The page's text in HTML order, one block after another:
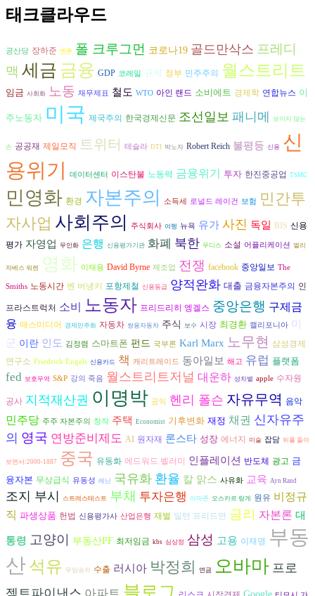
태크클라우드
공산당 장하준 엔론 폴 크루그먼 코로나19 골드만삭스 프레디
맥 세금 금융 GDP 코레일 규제 정부 민주주의 월스트리트
임금 사회화 노동 재무제표 철도 WTO 아인 랜드 소비에트 경제학 연합뉴스 이
주노동자 미국 제국주의 한국경제신문 조선일보 패니메 보이지 않는
손 공공재 제일모직 트위터 테슬라 DTI 박노자 Robert Reich 불평등 신용 신
용위기
데이터센터 이스탄불 노동력 금융위기 투자 한진중공업 TSMC
민영화 환경 자본주의 소득세 로널드 레이건 보험
민간투
자사업 사회주의 주식회사 여행 뉴욕 유가 사진 독일 BIS 신용
평가 자영업 무인화 은행 신용평가기관 화폐 북한 무디스 소설 어플리케이션 엘리
자베스 워렌 영화 이재용 David Byrne 제조업 전쟁 facebook 중앙일보 The
Smiths 노동시간 벤 버냉키 포항제철 신용등급 양적완화 대출 금융자본주의 인
프라스트럭처 소비 노동자 프리드리히 엥겔스 중앙은행 구제금
융 매스미디어 경제민주화 자동차 쌍용자동차 주식 보수 시장 최경환 캘리포니아 미
군 이란 인도 김정렴 스마트폰 펀드 국부론 Karl Marx 노무현 삼성경제
연구소 Friedrich Engels 신용카드 책 캐리트레이드 동아일보 해고 유럽 플랫폼
fed 보호무역 S&P 강의 죽음 월스트리트저널 대운하 성차별 apple 수자원
공사 지적재산권 이명박 공익 헨리 폴슨 자유무역 음악
민주당 주주 자본주의 창작 주택 Economist 기후변화 재정 채권 신자유주
의 영국 연방준비제도 AI 원자재 론스타 성장 에너지 미술 잡담 뒤를 돌아
보면서:2000-1887 중국 유동화 에드워드 벨러미 인플레이션 반도체 광고 금
융자본 무상급식 유동성 레닌 국유화 환율 칼 맑스 사유화 교육 Ayn Rand
조지 부시 스트레스테스트 부채 투자은행 아마존 오스카르 랑게 원유 비정규
직 파생상품 헌법 신용평가사 산업은행 재벌 밀턴 프리드먼 금리 자본론 대
통령 고양이 부동산PF 최저임금 kbs 심상정 삼성 고용 이재명
부동
산 석유 무임승차 수출 러시아 박정희 연금 오바마 프로
젝트파이낸스 아파트 블로그 Google